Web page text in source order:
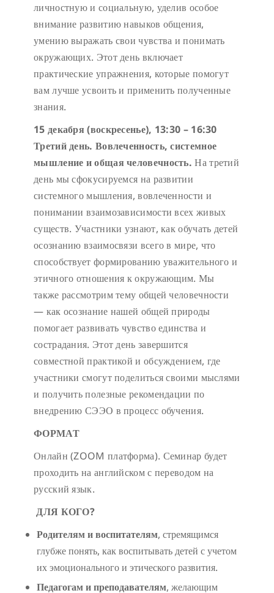
личностную и социальную, уделив особое
внимание развитию навыков общения,
умению выражать свои чувства и понимать
окружающих. Этот день включает
практические упражнения, которые помогут
вам лучше усвоить и применить полученные
знания.
15 декабря (воскресенье), 13:30 – 16:30
Третий день. Вовлеченность, системное
мышление и общая человечность. На третий
день мы сфокусируемся на развитии
системного мышления, вовлеченности и
понимании взаимозависимости всех живых
существ. Участники узнают, как обучать детей
осознанию взаимосвязи всего в мире, что
способствует формированию уважительного и
этичного отношения к окружающим. Мы
также рассмотрим тему общей человечности
— как осознание нашей общей природы
помогает развивать чувство единства и
сострадания. Этот день завершится
совместной практикой и обсуждением, где
участники смогут поделиться своими мыслями
и получить полезные рекомендации по
внедрению СЭЭО в процесс обучения.
ФОРМАТ
Онлайн (ZOOM платформа). Семинар будет
проходить на английском с переводом на
русский язык.
ДЛЯ КОГО?
Родителям и воспитателям, стремящимся
глубже понять, как воспитывать детей с учетом
их эмоционального и этического развития.
Педагогам и преподавателям, желающим